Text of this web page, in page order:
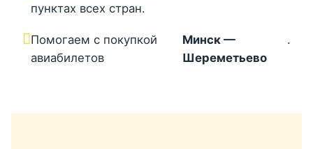
пунктах всех стран.
Помогаем с покупкой
авиабилетов
Минск —
Шереметьево
.